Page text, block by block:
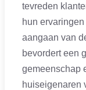
tevreden
hun
aangaan van
bevordert een
gemeenschap
huiseigenaren